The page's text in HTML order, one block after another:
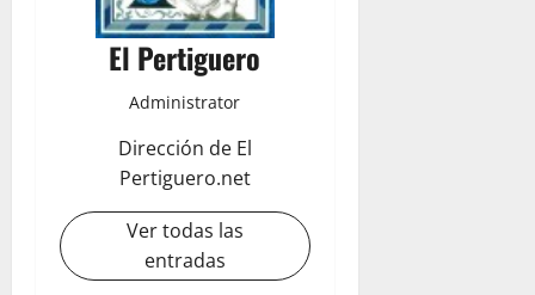
El Pertiguero
Administrator
Dirección de El
Pertiguero.net
Ver todas las
entradas